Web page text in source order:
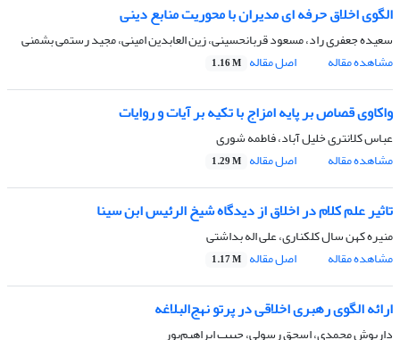
الگوی اخلاق حرفه ای مدیران با محوریت منابع دینی
سعیده جعفری راد، مسعود قربانحسینی، زین العابدین امینی، مجید رستمی بشمنی
مشاهده مقاله
اصل مقاله 1.16 M
واکاوی قصاص بر پایه امزاج با تکیه بر آیات و روایات
عباس کلانتری خلیل آباد، فاطمه شوری
مشاهده مقاله
اصل مقاله 1.29 M
تاثیر علم کلام در اخلاق از دیدگاه شیخ الرئیس ابن سینا
منیره کهن سال کلکناری، علی اله بداشتی
مشاهده مقاله
اصل مقاله 1.17 M
ارائه الگوی رهبری اخلاقی در پرتو نهج‌البلاغه
داریوش محمدی، اسحق رسولی، حبیب ابراهیم‌پور